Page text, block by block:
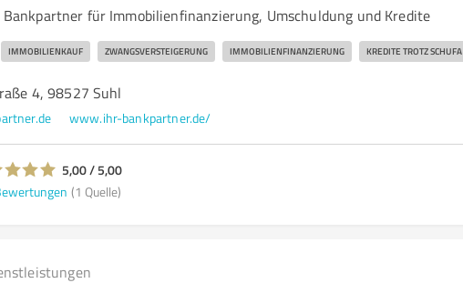
für Immobilienfinanzierung, Umschuldung und Kredite
IMMOBILIENKAUF ZWANGSVERSTEIGERUNG IMMOBILIENFINANZIERUNG KREDITE TROTZ SCHUFA
4, 98527 Suhl
www.ihr-bankpartner.de/
5,00 / 5,00
(1 Quelle)